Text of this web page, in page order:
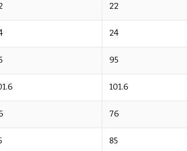
22
24
95
101.6
76
85